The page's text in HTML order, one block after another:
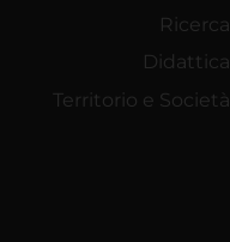
Ricerca
Didattica
Territorio e Società